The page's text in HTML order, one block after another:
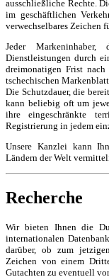
ausschließliche Rechte.
im geschäftlichen
verwechselbares Zeichen
Jeder
Dienstleistungen durch
dreimonatigen Frist
tschechischen
Die Schutzdauer, die
kann beliebig oft um
ihre eingeschränkte
Registrierung in jedem
Unsere Kanzlei kann
Ländern der Welt
Recherche
Wir bieten Ihnen die
internationalen
darüber, ob zum
Zeichen von einem
Gutachten zu eventuell